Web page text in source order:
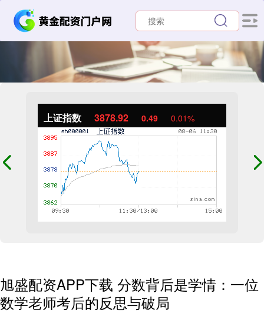
上证指数 3878.92 0.49 0.01%
旭盛配资APP下载 分数背后是学情：一位
数学老师考后的反思与破局